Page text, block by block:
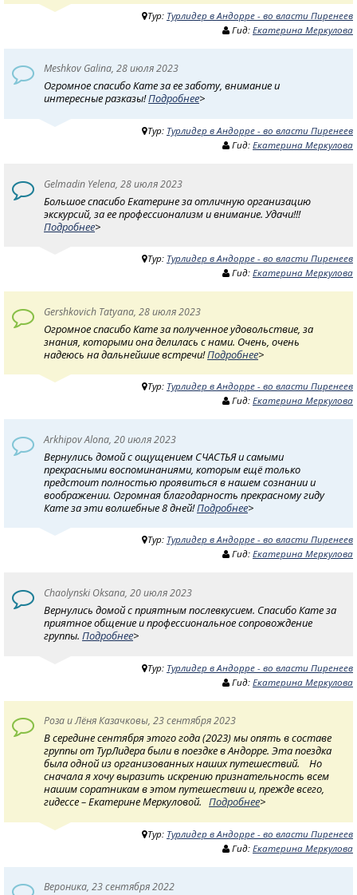
Тур: Турлидер в Андорре - во власти Пиренеев
Гид: Екатерина Меркулова
Meshkov Galina, 28 июля 2023
Огромное спасибо Кате за ее заботу, внимание и
интересные разказы!Подробнее>
Тур: Турлидер в Андорре - во власти Пиренеев
Гид: Екатерина Меркулова
Gelmadin Yelena, 28 июля 2023
Большое спасибо Екатерине за отличную организацию
экскурсий, за ее профессионализм и внимание. Удачи!!!
Подробнее>
Тур: Турлидер в Андорре - во власти Пиренеев
Гид: Екатерина Меркулова
Gershkovich Tatyana, 28 июля 2023
Огромное спасибо Кате за полученное удовольствие, за
знания, которыми она делилась с нами. Очень, очень
надеюсь на дальнейшие встречи!Подробнее>
Тур: Турлидер в Андорре - во власти Пиренеев
Гид: Екатерина Меркулова
Arkhipov Alona, 20 июля 2023
Вернулись домой с ощущением СЧАСТЬЯ и самыми
прекрасными воспоминаниями, которым ещё только
предстоит полностью проявиться в нашем сознании и
воображении. Огромная благодарность прекрасному гиду
Кате за эти волшебные 8 дней!Подробнее>
Тур: Турлидер в Андорре - во власти Пиренеев
Гид: Екатерина Меркулова
Chaolynski Oksana, 20 июля 2023
Вернулись домой с приятным послевкусием. Спасибо Кате за
приятное общение и профессиональное сопровождение
группы. Подробнее>
Тур: Турлидер в Андорре - во власти Пиренеев
Гид: Екатерина Меркулова
Роза и Лёня Казачковы, 23 сентября 2023
В середине сентября этого года (2023) мы опять в составе
группы от ТурЛидера были в поездке в Андорре. Эта поездка
была одной из организованных наших путешествий. Но
сначала я хочу выразить искрению признательность всем
нашим соратникам в этом путешествии и, прежде всего,
гидессе – Екатерине Меркуловой. Подробнее>
Тур: Турлидер в Андорре - во власти Пиренеев
Гид: Екатерина Меркулова
Вероника, 23 сентября 2022